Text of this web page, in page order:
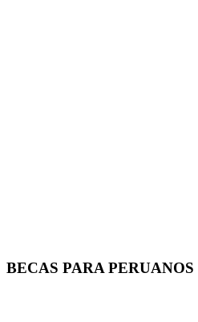
BECAS PARA PERUANOS